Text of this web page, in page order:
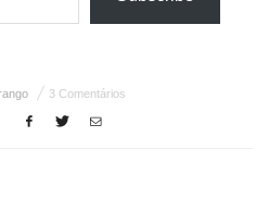
3 Comentários